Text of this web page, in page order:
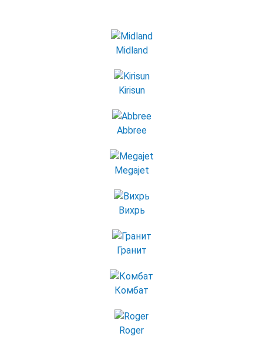
Midland
Kirisun
Abbree
Megajet
Вихрь
Гранит
Комбат
Roger